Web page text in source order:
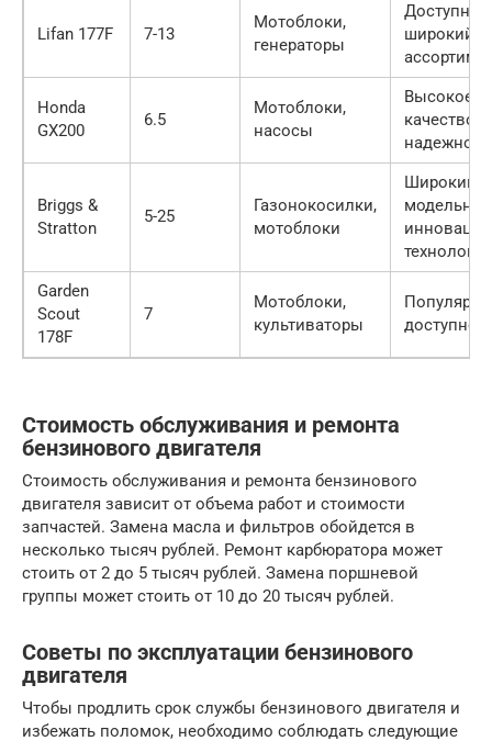
Lifan 177F 7-13
Мотоблоки,
генераторы
Доступная
широкий
Honda
GX200
6.5
Мотоблоки,
насосы
Высокое
качество,
Briggs &
Stratton
5-25
Газонокосилки,
мотоблоки
Широкий
технологии
Garden
Scout
178F
7
Мотоблоки,
культиваторы
Стоимость обслуживания и ремонта
бензинового двигателя
Стоимость обслуживания и ремонта бензинового
двигателя зависит от объема работ и стоимости
запчастей. Замена масла и фильтров обойдется в
несколько тысяч рублей. Ремонт карбюратора может
стоить от 2 до 5 тысяч рублей. Замена поршневой
группы может стоить от 10 до 20 тысяч рублей.
Советы по эксплуатации бензинового
двигателя
Чтобы продлить срок службы бензинового двигателя и
избежать поломок, необходимо соблюдать следующие